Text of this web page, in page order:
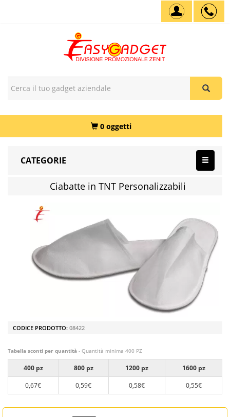
0 oggetti
CATEGORIE
Ciabatte in TNT Personalizzabili
CODICE PRODOTTO: 08422
Tabella sconti per quantità - Quantità minima 400 PZ
400 pz 800 pz 1200 pz
1600 pz
0,67€
0,59€ 0,58€ 0,55€